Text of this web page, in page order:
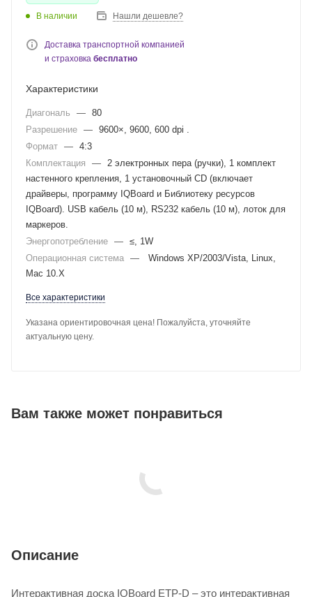
В наличии Нашли дешевле?
Доставка транспортной компанией
и страховка бесплатно
Характеристики
Диагональ — 80
Разрешение — 9600×, 9600, 600 dpi .
Формат — 4:3
Комплектация
— 2 электронных пера (ручки), 1 комплект
настенного крепления, 1 установочный CD (включает
драйверы, программу IQBoard и Библиотеку ресурсов
IQBoard). USB кабель (10 м), RS232 кабель (10 м), лоток для
маркеров.
Энергопотребление — ≤, 1W
Операционная система —
Windows XP/2003/Vista, Linux,
Mac 10.X
Все характеристики
Указана ориентировочная цена! Пожалуйста, уточняйте
актуальную цену.
Вам также может понравиться
Описание
Интерактивная доска IQBoard ETP-D – это интерактивная